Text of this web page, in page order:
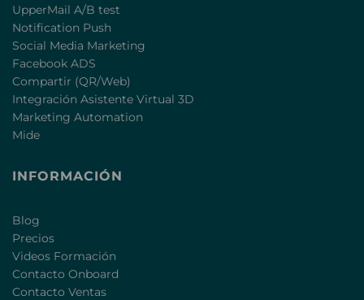
UpperMail A/B test
Notification Push
Social Media Marketing
Facebook ADS
Compartir (QR/Web)
Integración Asistente Virtual 3D
Marketing Automation
Mide
INFORMACIÓN
Blog
Precios
Videos Formación
Contacto Onboard
Contacto Ventas